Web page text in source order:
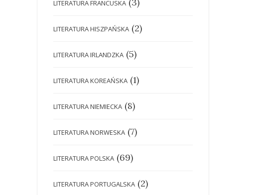
LITERATURA FRANCUSKA (3)
LITERATURA HISZPAŃSKA (2)
LITERATURA IRLANDZKA (5)
LITERATURA KOREAŃSKA (1)
LITERATURA NIEMIECKA (8)
LITERATURA NORWESKA (7)
LITERATURA POLSKA (69)
LITERATURA PORTUGALSKA (2)